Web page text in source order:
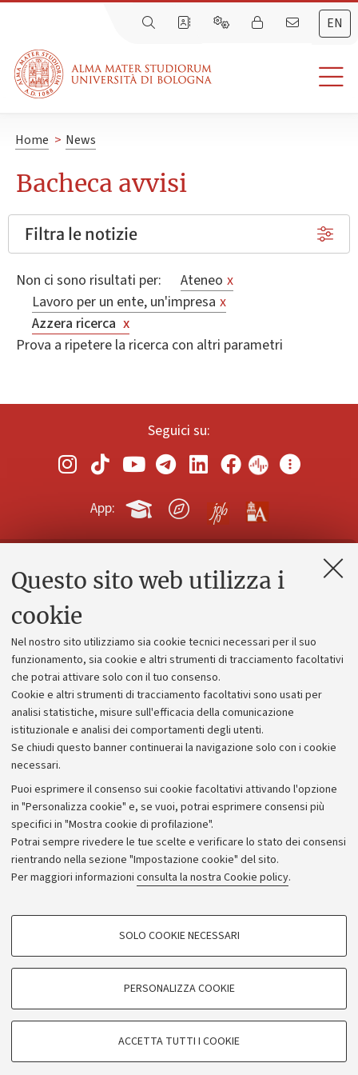
Questo sito web utilizza i
cookie
Nel nostro sito utilizziamo sia cookie tecnici necessari per il suo
funzionamento, sia cookie e altri strumenti di tracciamento facoltativi
che potrai attivare solo con il tuo consenso.
Cookie e altri strumenti di tracciamento facoltativi sono usati per
analisi statistiche, misure sull'efficacia della comunicazione
istituzionale e analisi dei comportamenti degli utenti.
Se chiudi questo banner continuerai la navigazione solo con i cookie
necessari.
Puoi esprimere il consenso sui cookie facoltativi attivando l'opzione
in "Personalizza cookie" e, se vuoi, potrai esprimere consensi più
specifici in "Mostra cookie di profilazione".
Potrai sempre rivedere le tue scelte e verificare lo stato dei consensi
rientrando nella sezione "Impostazione cookie" del sito.
Per maggiori informazioni consulta la nostra Cookie policy.
COOKIE DI PROFILAZIONE - FACOLTATIVI
COOKIE TECNICI - NECESSARI
Si tratta di cookie tecnici utilizzati, a titolo esemplificativo, per il corretto
SOLO COOKIE NECESSARI
PERSONALIZZA COOKIE
ACCETTA TUTTI I COOKIE
EN
Home > News
Bacheca avvisi
Filtra le notizie
Non ci sono risultati per: Ateneo x
Lavoro per un ente, un'impresa x
Azzera ricerca x
Prova a ripetere la ricerca con altri parametri
Seguici su:
App:
Contatti e PEC
Alumni community
Piano strategico
Bilanci
Donazioni e 5x1000
Bandi, gare e concorsi
Albo online
Amministrazione trasparente
Atti di notifica
Informazioni sul sito e accessibilità
Dichiarazione di accessibilità
Privacy e note legali
Impostazioni Cookie
©Copyright 2026 - ALMA MATER STUDIORUM - Università di
Bologna - Via Zamboni,33 - 40126Bologna - PI:
- CF:80007010376